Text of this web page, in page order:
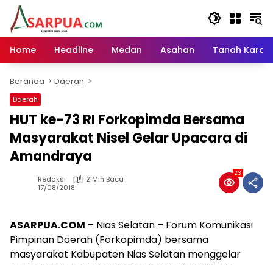
Langsung
konten
Home
Headline Medan Asahan Tanah Karo
Beranda Daerah
Daerah
HUT ke-73 RI Forkopimda Bersama
Masyarakat Nisel Gelar Upacara di
Amandraya
Redaksi
2 Min Baca
17/08/2018
23
ASARPUA.COM – Nias Selatan – Forum Komunikasi
Pimpinan Daerah (Forkopimda) bersama
masyarakat Kabupaten Nias Selatan menggelar